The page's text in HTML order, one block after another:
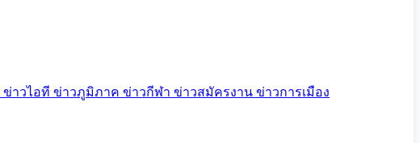
ข่าวไอที ข่าวภูมิภาค ข่าวกีฬา ข่าวสมัครงาน ข่าวการเมือง